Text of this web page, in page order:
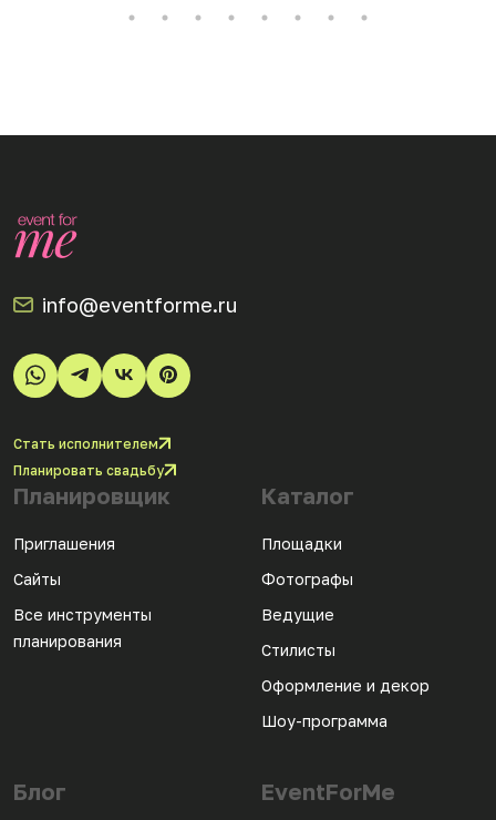
info@eventforme.ru
Стать исполнителем
Планировать свадьбу
Планировщик
Приглашения
Сайты
Все инструменты
планирования
Каталог
Площадки
Фотографы
Ведущие
Стилисты
Оформление и декор
Шоу-программа
Блог EventForMe